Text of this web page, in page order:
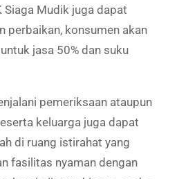
Siaga Mudik juga dapat
perbaikan, konsumen akan
jasa 50% dan suku
pemeriksaan ataupun
keluarga juga dapat
di ruang istirahat yang
fasilitas nyaman dengan